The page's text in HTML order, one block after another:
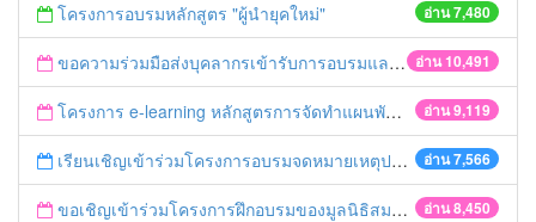
อ่าน 7,480
โครงการอบรมหลักสูตร "ผู้นำยุคใหม่"
อ่าน 10,491
ขอความร่วมมือส่งบุคลากรเข้ารับการอบรมและเผยแพร่ข่าวอบรม ประจำปี 2558
อ่าน 9,119
โครงการ e-learning หลักสูตรการจัดทำแผนพัฒนาจังหวัด
อ่าน 7,566
เรียนเชิญเข้าร่วมโครงการอบรมจดหมายเหตุประจำปี 2558 ของสมาคมจดหมายเหตุสยาม
อ่าน 8,450
ขอเชิญเข้าร่วมโครงการฝึกอบรมของมูลนิธิสมาคมนักเรียนทุนรัฐบาลไทย